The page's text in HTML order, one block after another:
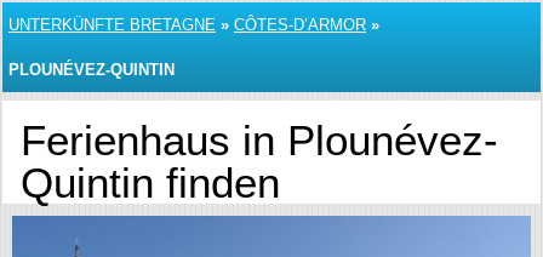
UNTERKÜNFTE BRETAGNE » CÔTES-D’ARMOR »
PLOUNÉVEZ-QUINTIN
Ferienhaus in Plounévez-
Quintin finden